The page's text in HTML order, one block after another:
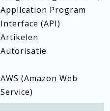
Application Program
Interface (API)
Artikelen
Autorisatie
AWS (Amazon Web
Service)